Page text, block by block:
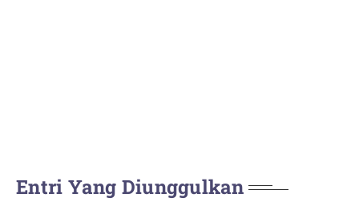
Entri Yang Diunggulkan